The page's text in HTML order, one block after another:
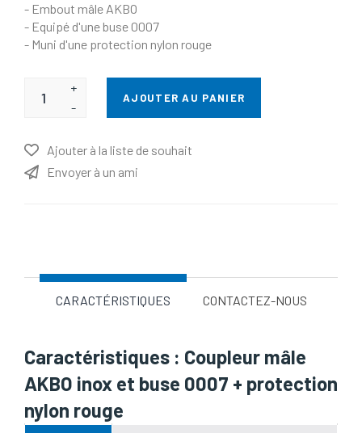
- Embout mâle AKBO
- Equipé d'une buse 0007
- Muni d'une protection nylon rouge
+
-
AJOUTER AU PANIER
Ajouter à la liste de souhait
Envoyer à un ami
CARACTÉRISTIQUES CONTACTEZ-NOUS
Caractéristiques : Coupleur mâle
AKBO inox et buse 0007 + protection
nylon rouge